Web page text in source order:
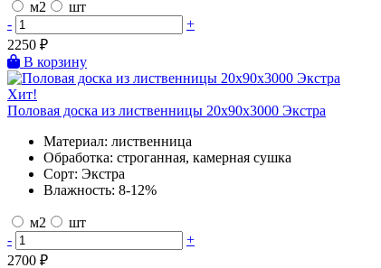
м2
шт
-
+
2250 ₽
В корзину
Хит!
Половая доска из лиственницы 20х90х3000 Экстра
Материал: лиственница
Обработка: строганная, камерная сушка
Сорт: Экстра
Влажность: 8-12%
м2
шт
-
+
2700 ₽